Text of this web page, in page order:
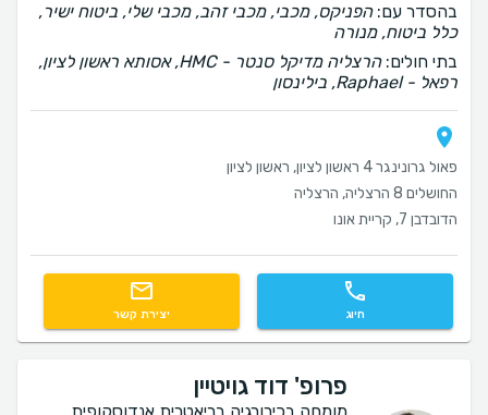
בהסדר עם:הפניקס, מכבי, מכבי זהב, מכבי שלי, ביטוח ישיר,
כלל ביטוח, מנורה
בתי חולים:
הרצליה מדיקל סנטר - HMC, אסותא ראשון לציון,
רפאל - Raphael, בילינסון
פאול גרונינגר 4 ראשון לציון, ראשון לציון
החושלים 8 הרצליה, הרצליה
הדובדבן 7, קריית אונו
חיוג יצירת קשר
פרופ' דוד גויטיין